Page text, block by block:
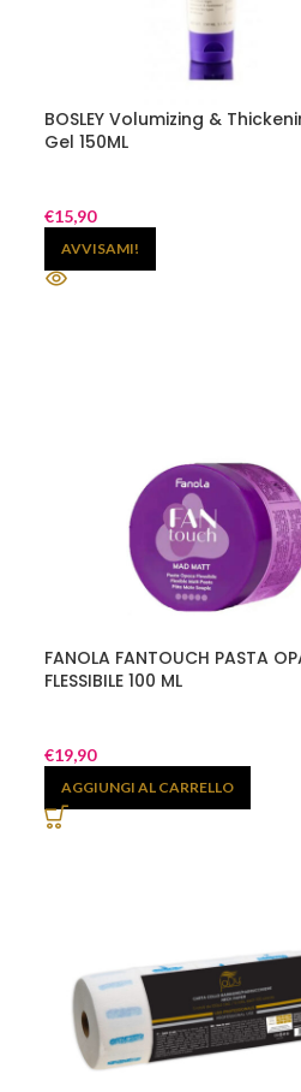
BOSLEY Volumizing &
Gel 150ML
€15,90
AVVISAMI!
FANOLA FANTOUCH PASTA
FLESSIBILE 100 ML
€19,90
AGGIUNGI AL CARRELLO